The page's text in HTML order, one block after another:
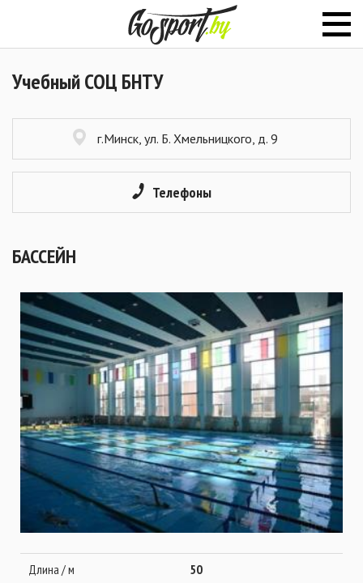
Учебный СОЦ БНТУ
г.Минск, ул. Б. Хмельницкого, д. 9
Телефоны
БАССЕЙН
Длина / м
50